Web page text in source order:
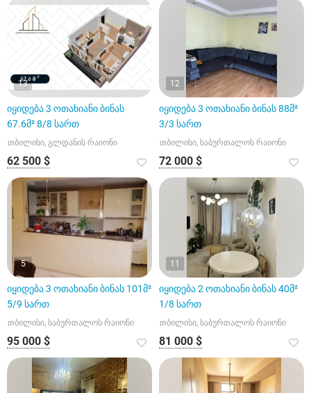
13
იყიდება 3 ოთახიანი ბინას
67.6მ² 8/8 სართ
თბილისი, გლდანის რაიონი
62 500 $
12
იყიდება 3 ოთახიანი ბინას 88მ²
3/3 სართ
თბილისი, საბურთალოს რაიონი
72 000 $
5
იყიდება 3 ოთახიანი ბინას 101მ²
5/9 სართ
თბილისი, საბურთალოს რაიონი
95 000 $
11
იყიდება 2 ოთახიანი ბინას 40მ²
1/8 სართ
თბილისი, საბურთალოს რაიონი
81 000 $